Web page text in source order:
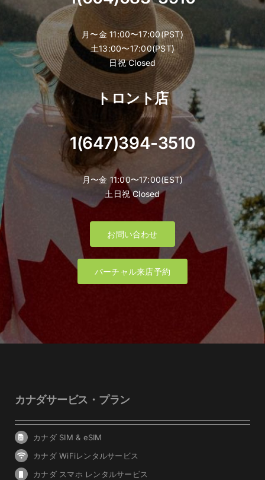
月〜金 11:00〜17:00(PST)
土13:00〜17:00(PST)
日祝 Closed
トロント店
1(647)394-3510
月〜金 11:00〜17:00(EST)
土日祝 Closed
お問い合わせ
バーチャル来店予約
カナダサービス・プラン
カナダ SIM & eSIM
カナダ WiFiレンタルサービス
カナダ スマホ レンタルサービス